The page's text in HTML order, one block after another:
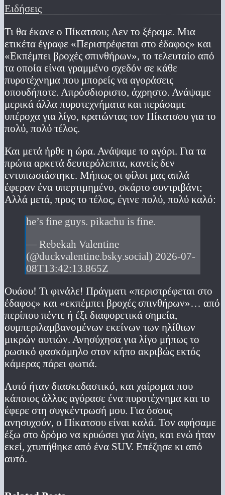
Ειδήσεις
Τι θα έκανε ο Πίκατσου; Δεν το ξέραμε. Μια
ετικέτα έγραφε «Περιστρέφεται στο έδαφος» και
«Εκπέμπει βροχές σπινθήρων», το τελευταίο από
τα οποία είναι γραμμένο σχεδόν σε κάθε
πυροτέχνημα που μπορείς να αγοράσεις
οπουδήποτε. Απρόσδιοριστο, άχρηστο. Ανάψαμε
μερικά άλλα πυροτεχνήματα και περάσαμε
υπέροχα για λίγο, κρατώντας τον Πίκατσου για το
πολύ, πολύ τέλος.
Και μετά ήρθε η ώρα. Ανάψαμε το αγόρι. Για τα
πρώτα αρκετά δευτερόλεπτα, κανείς δεν
εντυπωσιάστηκε. Μήπως οι φίλοι μας απλά
έφεραν ένα υπερτιμημένο, σκάρτο συντριβάνι;
Αλλά μετά, προς το τέλος, έγινε πολύ, πολύ καλό:
he’s fine guys. pikachu is fine.
— Rebekah Valentine
(@duckvalentine.bsky.social) 2026-07-
08T13:42:13.865Z
Ουάου! Τι φινάλε! Πράγματι «περιστρέφεται στο
έδαφος» και «εκπέμπει βροχές σπινθήρων»… από
περίπου πέντε ή έξι διαφορετικά σημεία,
συμπεριλαμβανομένων εκείνων των ηλίθιων
μικρών αυτιών. Ανησύχησα για λίγο μήπως το
ρωσικό φασκόμηλο στον κήπο ακριβώς εκτός
κάμερας πάρει φωτιά.
Αυτό ήταν διασκεδαστικό, και χαίρομαι που
κάποιος άλλος αγόρασε ένα πυροτέχνημα και το
έφερε στη συγκέντρωσή μου. Για όσους
ανησυχούν, ο Πίκατσου είναι καλά. Τον αφήσαμε
έξω στο δρόμο να κρυώσει για λίγο, και ενώ ήταν
εκεί, χτυπήθηκε από ένα SUV. Επέζησε κι από
αυτό.